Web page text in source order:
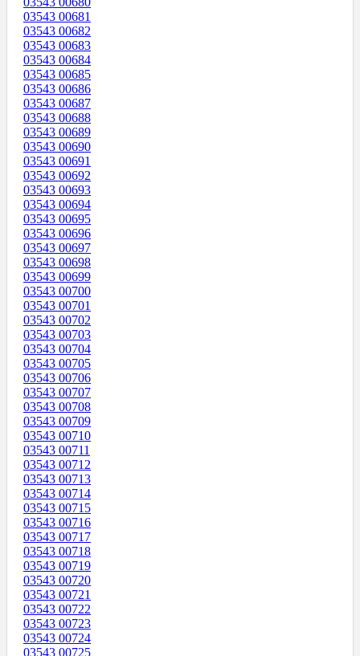
03543 00681
03543 00682
03543 00683
03543 00684
03543 00685
03543 00686
03543 00687
03543 00688
03543 00689
03543 00690
03543 00691
03543 00692
03543 00693
03543 00694
03543 00695
03543 00696
03543 00697
03543 00698
03543 00699
03543 00700
03543 00701
03543 00702
03543 00703
03543 00704
03543 00705
03543 00706
03543 00707
03543 00708
03543 00709
03543 00710
03543 00711
03543 00712
03543 00713
03543 00714
03543 00715
03543 00716
03543 00717
03543 00718
03543 00719
03543 00720
03543 00721
03543 00722
03543 00723
03543 00724
03543 00725